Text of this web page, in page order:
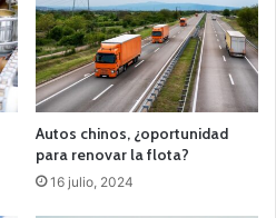
Autos chinos, ¿oportunidad
para renovar la flota?
16 julio, 2024